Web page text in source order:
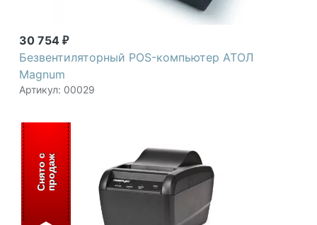
30 754 ₽
Безвентиляторный POS-компьютер АТОЛ
Magnum
Артикул: 00029
С
н
я
т
о
с
п
р
о
д
аж